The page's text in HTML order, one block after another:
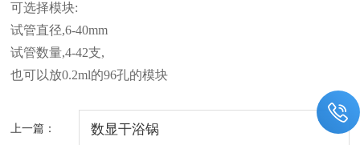
可选择模块:
试管直径,6-40mm
试管数量,4-42支,
也可以放0.2ml的96孔的模块
上一篇： 数显干浴锅